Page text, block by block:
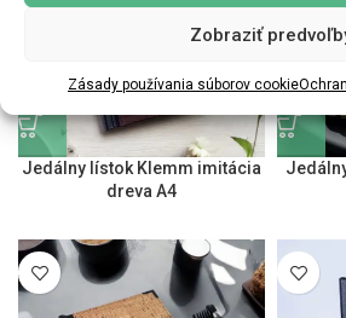
Zobraziť
Zásady používania súborov cookie
Jedálny lístok Klemm imitácia
dreva A4